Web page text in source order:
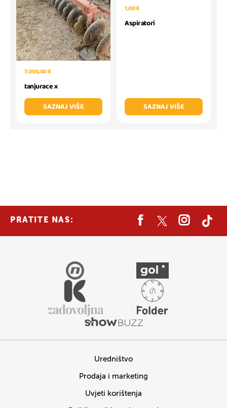
7.000,00 €
tanjurace x
SAZNAJ VIŠE
1,00 €
Aspiratori
SAZNAJ VIŠE
PRATITE NAS:
Uredništvo
Prodaja i marketing
Uvjeti korištenja